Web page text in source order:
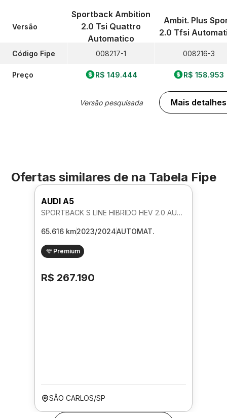
Versão
Código Fipe
Preço
Sportback Ambition
2.0 Tsi Quattro
Automatico
008217-1
R$ 149.444
Versão pesquisada
Ambit. Plus
2.0 Tfsi
008216-3
R$ 158.953
Mais detalhes
Ofertas similares de na Tabela Fipe
AUDI A5
SPORTBACK S LINE HIBRIDO HEV 2.0 AUTOMATICO
65.616 km2023/2024AUTOMAT.
Premium
R$ 267.190
SÃO CARLOS/SP